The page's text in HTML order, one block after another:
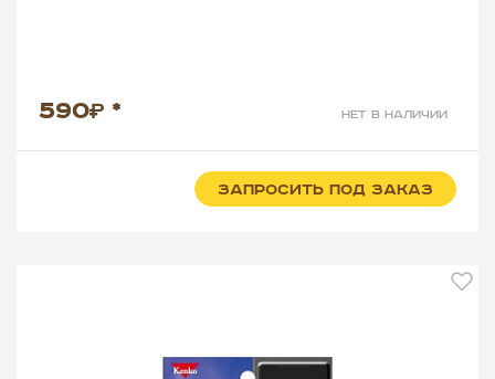
590 * нет в наличии
ЗАПРОСИТЬ ПОД ЗАКАЗ